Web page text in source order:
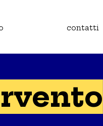
contatti